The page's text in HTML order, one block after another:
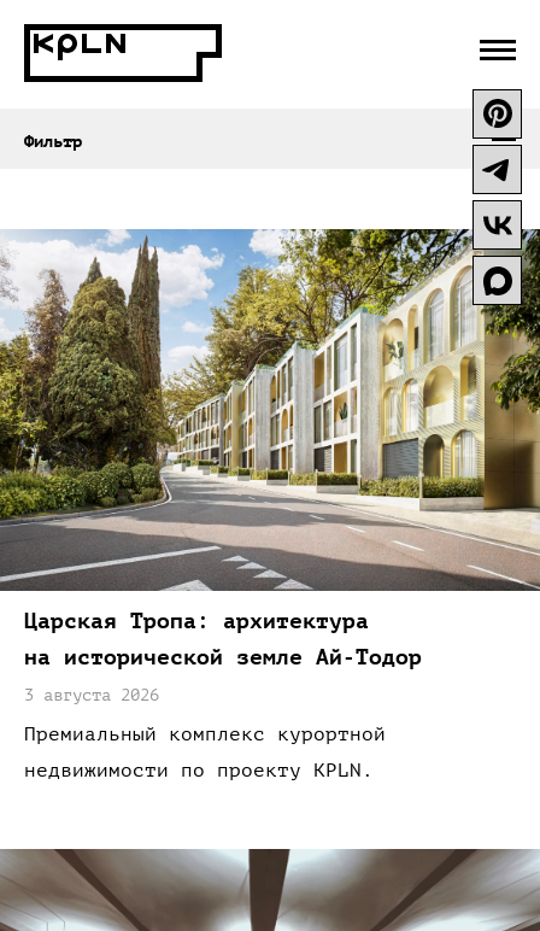
Публикации
Стройки
Награды
Проекты
Эксперты
Царская Тропа:
архитектура
на исторической земле Ай-Тодор
3 августа 2026
Премиальный комплекс курортной
недвижимости по проекту KPLN.